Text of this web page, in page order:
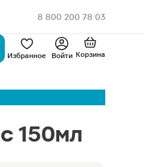
8 800 200 78 03
Избранное Войти Корзина
150мл